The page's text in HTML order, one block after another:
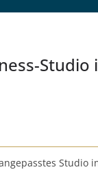
Studio
Studio